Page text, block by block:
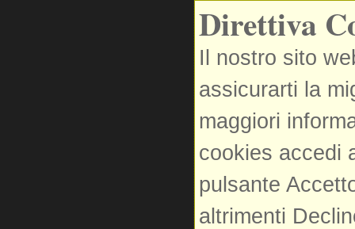
Direttiva
Il nostro sito
assicurarti la
maggiori
cookies accedi
pulsante
altrimenti